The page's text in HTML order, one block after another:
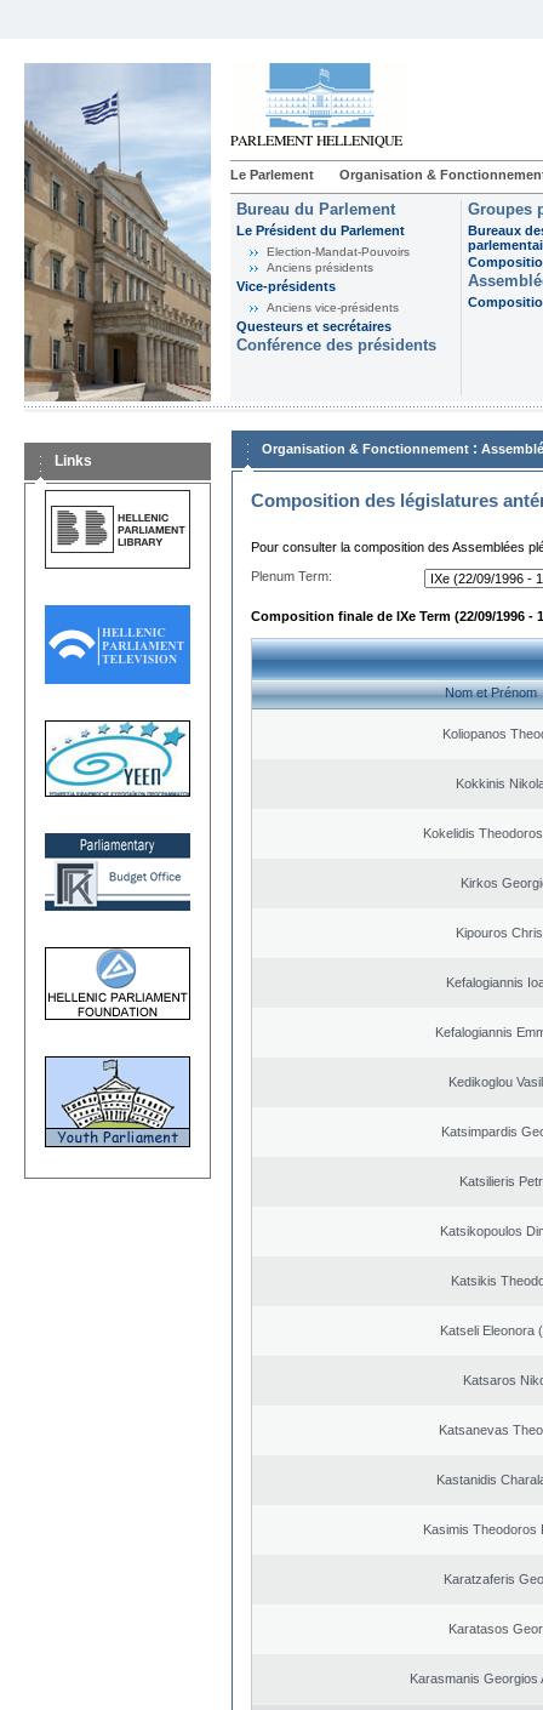
Le Parlement Organisation &
Bureau du Parlement
Le Président du Parlement
Election-Mandat-Pouvoirs
Anciens présidents
Vice-présidents
Anciens vice-présidents
Questeurs et secrétaires
Conférence des présidents
Groupes
Bureaux
Links
Organisation & Fonctionnement :
Composition des législatures
Pour consulter la composition des Assemblées
Plenum Term:
Composition finale de IXe Term (22/09/1996 -
Nom et Prénom
Koliopanos
Kokkinis
Kokelidis
Kirkos
Kipouros
Kefalogiannis
Kefalogiannis
Kedikoglou
Katsimpardis
Katsilieris
Katsikopoulos
Katsikis
Katseli Eleonora
Katsaros
Katsanevas
Kastanidis
Kasimis Theodoros
Karatzaferis
Karatasos
Karasmanis Georgios